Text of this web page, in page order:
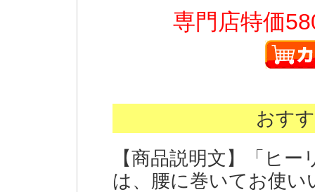
専門店特価
おす
【商品説明文】「ヒ
は、腰に巻いてお使